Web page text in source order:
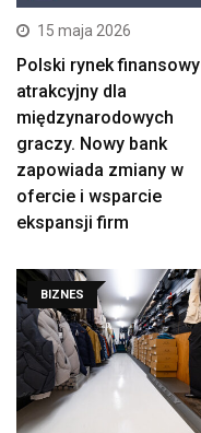
15 maja 2026
Polski rynek finansowy
atrakcyjny dla
międzynarodowych
graczy. Nowy bank
zapowiada zmiany w
ofercie i wsparcie
ekspansji firm
BIZNES